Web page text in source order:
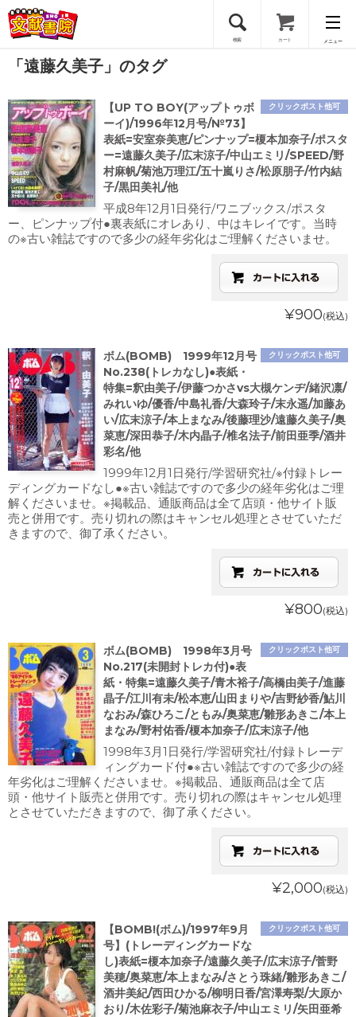
検索 カート メニュー
会員登録
ログイン
「遠藤久美子」のタグ
クリックポスト他可
【UP TO BOY(アップトゥボ
ーイ)/1996年12月号/№73】
表紙=安室奈美恵/ピンナップ=榎本加奈子/ポスタ
ー=遠藤久美子/広末涼子/中山エミリ/SPEED/野
村麻帆/菊池万理江/五十嵐りさ/松原朋子/竹内結
子/黒田美礼/他
平成8年12月1日発行/ワニブックス/ポスタ
ー、ピンナップ付●裏表紙にオレあり、中はキレイです。当時
の※古い雑誌ですので多少の経年劣化はご理解くださいませ。
¥900(税込)
クリックポスト他可
ボム(BOMB) 1999年12月号
No.238(トレカなし)●表紙・
特集=釈由美子/伊藤つかさvs大槻ケンヂ/緒沢凛/
みれいゆ/優香/中島礼香/大森玲子/末永遥/加藤あ
い/広末涼子/本上まなみ/後藤理沙/遠藤久美子/奥
菜恵/深田恭子/木内晶子/椎名法子/前田亜季/酒井
彩名/他
1999年12月1日発行/学習研究社/※付録トレー
ディングカードなし●※古い雑誌ですので多少の経年劣化はご理
解くださいませ。※掲載品、通販商品は全て店頭・他サイト販
売と併用です。売り切れの際はキャンセル処理とさせていただ
きますので、御了承ください。
¥800(税込)
クリックポスト他可
ボム(BOMB) 1998年3月号
No.217(未開封トレカ付)●表
紙・特集=遠藤久美子/青木裕子/高橋由美子/進藤
晶子/江川有未/松本恵/山田まりや/吉野紗香/鮎川
なおみ/森ひろこ/ともみ/奥菜恵/雛形あきこ/本上
まなみ/野村佑香/榎本加奈子/広末涼子/他
1998年3月1日発行/学習研究社/付録トレーデ
ィングカード付●※古い雑誌ですので多少の経
年劣化はご理解くださいませ。※掲載品、通販商品は全て店
頭・他サイト販売と併用です。売り切れの際はキャンセル処理
とさせていただきますので、御了承ください。
¥2,000(税込)
クリックポスト他可
【BOMB!(ボム)/1997年9月
号】(トレーディングカードな
し)表紙=榎本加奈子/遠藤久美子/広末涼子/菅野
美穂/奥菜恵/本上まなみ/さとう珠緒/雛形あきこ/
酒井美紀/西田ひかる/柳明日香/宮澤寿梨/大原か
おり/木佐彩子/菊池麻衣子/中山エミリ/矢田亜希